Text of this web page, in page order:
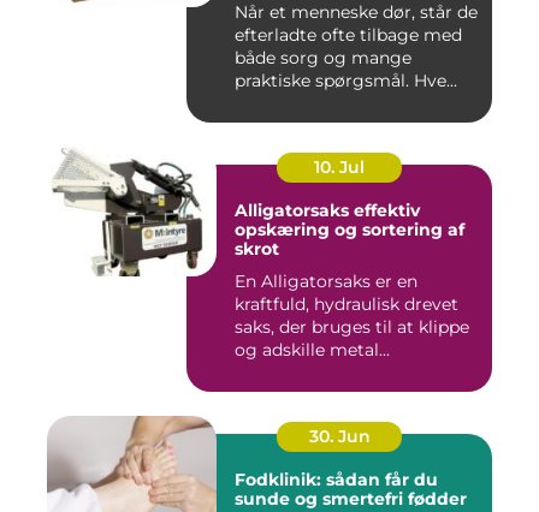
Når et menneske dør, står de
efterladte ofte tilbage med
både sorg og mange
praktiske spørgsmål. Hve...
10. Jul
Alligatorsaks effektiv
opskæring og sortering af
skrot
En Alligatorsaks er en
kraftfuld, hydraulisk drevet
saks, der bruges til at klippe
og adskille metal...
30. Jun
Fodklinik: sådan får du
sunde og smertefri fødder